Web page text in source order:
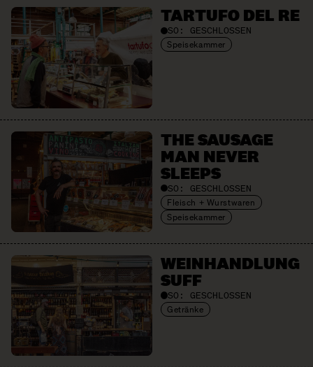
TARTUFO DEL RE
SO: GESCHLOSSEN
Speisekammer
THE SAUSAGE
MAN NEVER
SLEEPS
SO: GESCHLOSSEN
Fleisch + Wurstwaren
Speisekammer
WEIN­HANDLUNG
SUFF
SO: GESCHLOSSEN
Getränke